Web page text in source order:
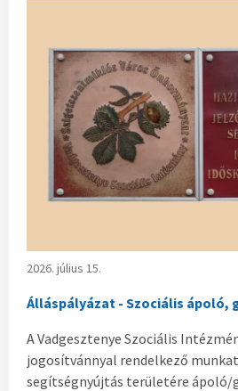
2026. július 15.
Álláspályázat - Szociális ápoló,
A Vadgesztenye Szociális
jogosítvánnyal rendelkező
segítségnyújtás területére ápoló/